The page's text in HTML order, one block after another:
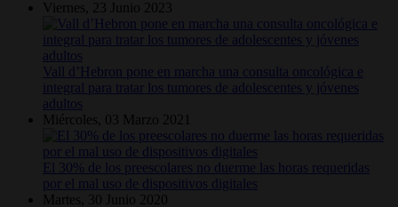
Viernes, 23 Junio 2023
Vall d’Hebron pone en marcha una consulta oncológica e
integral para tratar los tumores de adolescentes y jóvenes
adultos
Miércoles, 03 Marzo 2021
El 30% de los preescolares no duerme las horas requeridas
por el mal uso de dispositivos digitales
Martes, 30 Junio 2020